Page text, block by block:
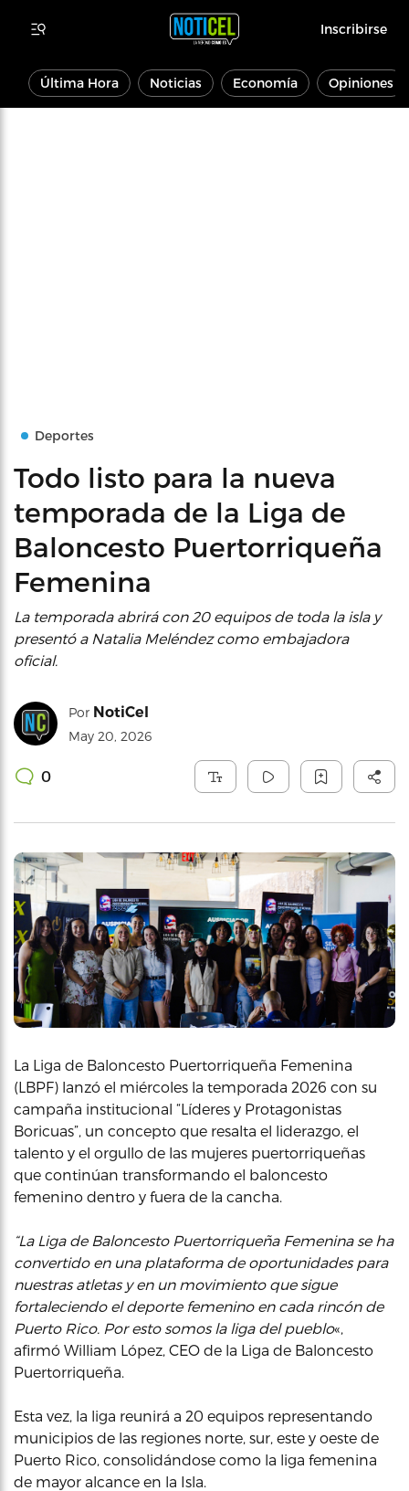
Inscribirse
Última Hora Noticias Economía Opiniones
Deportes
Todo listo para la nueva
temporada de la Liga de
Baloncesto Puertorriqueña
Femenina
La temporada abrirá con 20 equipos de toda la isla y
presentó a Natalia Meléndez como embajadora
oficial.
Por NotiCel
May 20, 2026
0
La Liga de Baloncesto Puertorriqueña Femenina
(LBPF) lanzó el miércoles la temporada 2026 con su
campaña institucional “Líderes y Protagonistas
Boricuas”, un concepto que resalta el liderazgo, el
talento y el orgullo de las mujeres puertorriqueñas
que continúan transformando el baloncesto
femenino dentro y fuera de la cancha.
“La Liga de Baloncesto Puertorriqueña Femenina se ha
convertido en una plataforma de oportunidades para
nuestras atletas y en un movimiento que sigue
fortaleciendo el deporte femenino en cada rincón de
Puerto Rico. Por esto somos la liga del pueblo«,
afirmó William López, CEO de la Liga de Baloncesto
Puertorriqueña.
Esta vez, la liga reunirá a 20 equipos representando
municipios de las regiones norte, sur, este y oeste de
Puerto Rico, consolidándose como la liga femenina
de mayor alcance en la Isla.